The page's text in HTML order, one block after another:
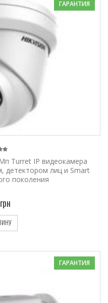
ГАРАНТИЯ
Turret IP видеокамера
детектором лиц и Smart
поколения
ГАРАНТИЯ